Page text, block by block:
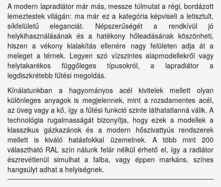
A modern lapradiátor már más, messze túlmutat a régi, bordázott
lemeztestek világán: ma már ez a kategória képviseli a letisztult,
síkfelületű eleganciát. Népszerűségét a rendkívül jó
helykihasználásának és a hatékony hőleadásának köszönheti,
hiszen a vékony kialakítás ellenére nagy felületen adja át a
meleget a térnek. Legyen szó vízszintes alapmodellekről vagy
helytakarékos függőleges típusokról, a lapradiátor a
legdiszkrétebb fűtési megoldás.
Kínálatunkban a hagyományos acél kivitelek mellett olyan
különleges anyagok is megjelennek, mint a rozsdamentes acél,
az üveg vagy a kő, így a fűtési funkció szinte láthatatlanná válik. A
technológia rugalmasságát bizonyítja, hogy ezek a modellek a
klasszikus gázkazánok és a modern hőszivattyús rendszerek
mellett is kiváló hatásfokkal üzemelnek. A több mint 200
választható RAL szín nálunk felár nélkül érhető el, így a radiátor
észrevétlenül simulhat a falba, vagy éppen markáns, színes
hangsúlyt adhat a helyiségnek.